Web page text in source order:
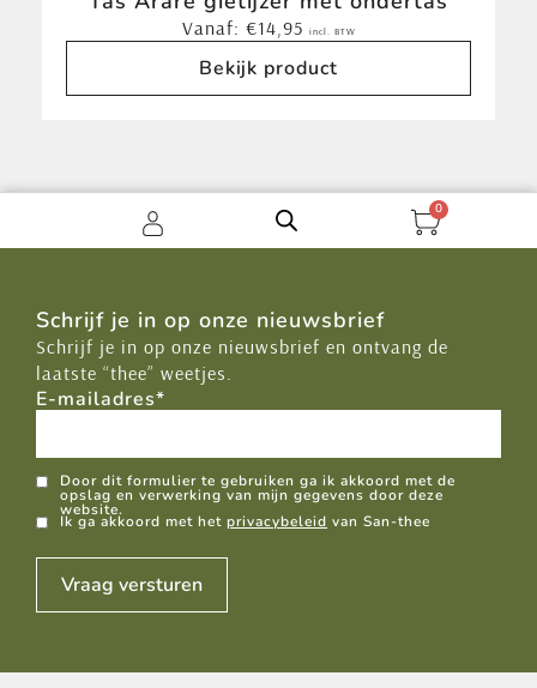
Vanaf: €14,95 incl. BTW
Bekijk product
0
Schrijf je in op onze nieuwsbrief
Schrijf je in op onze nieuwsbrief en ontvang de
laatste “thee” weetjes.
E-mailadres*
GDPRDoor dit formulier te gebruiken ga ik akkoord met de
opslag en verwerking van mijn gegevens door deze
website.
Ik ga akkoord met het privacybeleid van San-thee
Vraag versturen